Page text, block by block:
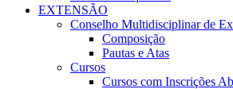
EXTENSÃO
Conselho Multidisciplinar de
Composição
Pautas e Atas
Cursos
Cursos com Inscrições